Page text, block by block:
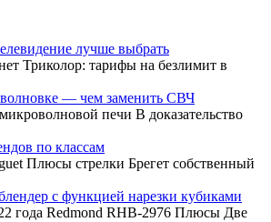
лучше выбрать
Триколор: тарифы на безлимит в
— чем заменить СВЧ
печи В доказательство
по классам
Плюсы стрелки Брегет собственный
с функцией нарезки кубиками
года Redmond RHB-2976 Плюсы Две